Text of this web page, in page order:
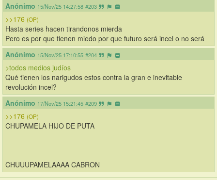
Anónimo 15/Nov/25 14:27:58 #203
>>176 (OP)
Hasta series hacen tirandonos mierda
Pero es por que tienen miedo por que futuro será incel o no será
Anónimo 15/Nov/25 17:10:55 #204
>todos medios judíos
Qué tienen los narigudos estos contra la gran e inevitable
revolución incel?
Anónimo 17/Nov/25 15:21:45 #209
>>176 (OP)
CHUPAMELA HIJO DE PUTA
CHUUUPAMELAAAA CABRON